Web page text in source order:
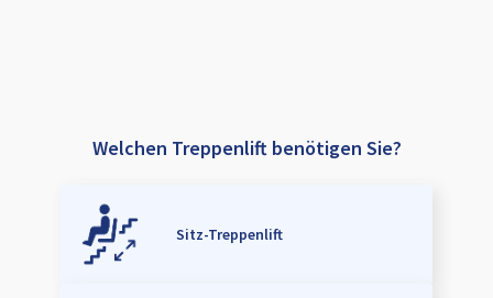
Welchen Treppenlift benötigen Sie?
Sitz-Treppenlift